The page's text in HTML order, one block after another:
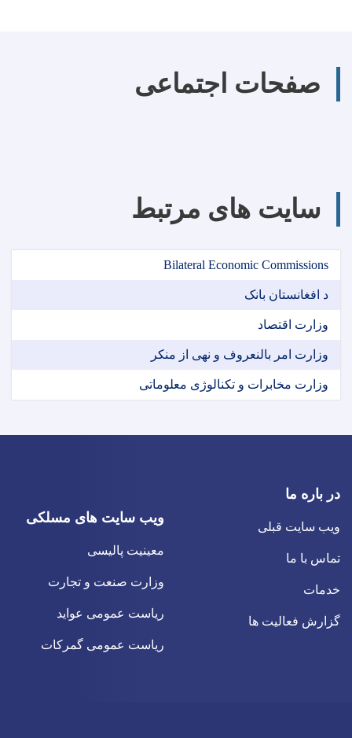
صفحات اجتماعی
سایت های مرتبط
Bilateral Economic Commissions
د افغانستان بانک
وزارت اقتصاد
وزارت امر بالنعروف و نهی از منکر
وزارت مخابرات و تکنالوژی معلوماتی
در باره ما
ویب سایت قبلی
تماس با ما
خدمات
گزارش فعالیت ها
ویب سایت های مسلکی
معینیت پالیسی
وزارت صنعت و تجارت
ریاست عمومی عواید
ریاست عمومی گمرکات